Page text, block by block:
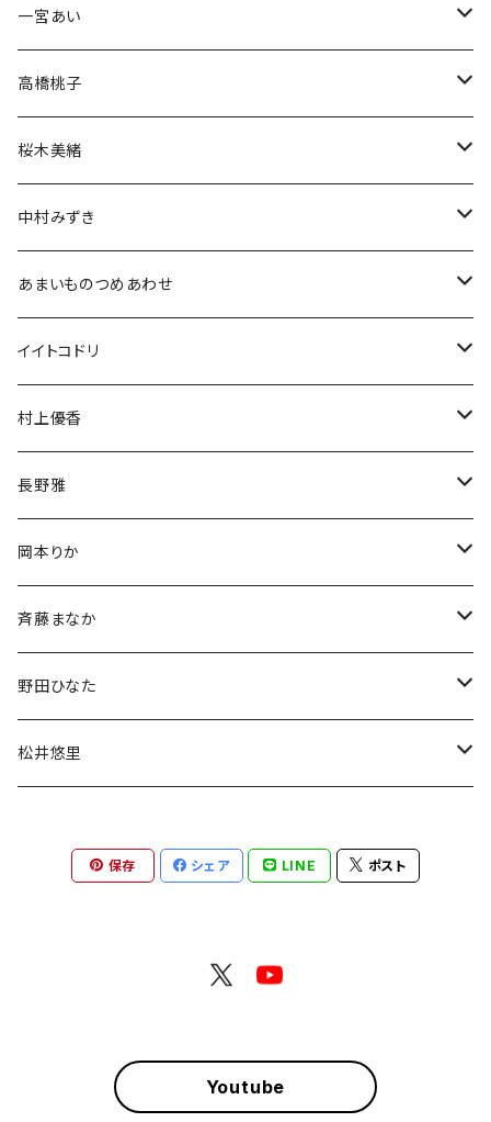
アクスタ
Tシャツ
生誕グッズ
生誕グッズ
Tシャツ
アクスタ
ブロマイド
生誕グッズ
アクスタ
Tシャツ
チェキ
ブロマイド
生誕グッズ
アクスタ
Tシャツ
一宮あい
チェキ
ブロマイド
生誕グッズ
アクスタ
Tシャツ
高橋桃子
チェキ
アクスタ
Tシャツ
ブロマイド
生誕グッズ
アクスタ
Tシャツ
桜木美緒
チェキ
ブロマイド
生誕グッズ
アクスタ
Tシャツ
中村みずき
生誕祭グッズ
アクスタ
Tシャツ
チェキ
あまいものつめあわせ
アクリルスタンド
アクリルキーホルダー
イイトコドリ
Tシャツ
村上優香
チェキ
長野雅
チェキ
岡本りか
チェキ
デコチェキ
斉藤まなか
チェキ
野田ひなた
チェキ
松井悠里
保存 シェア LINE ポスト
Youtube